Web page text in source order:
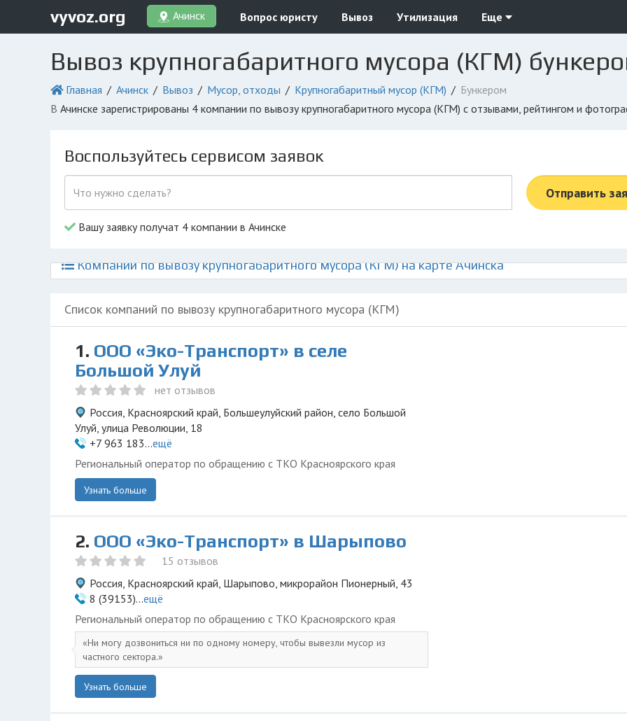
vyvoz.org Ачинск Вопрос юристу Вывоз Утилизация Еще
Вывоз крупногабаритного мусора (КГМ)
Главная Ачинск Вывоз Мусор, отходы Крупногабаритный мусор (КГМ)
Бункером
в Ачинске зарегистрированы 4 компании по вывозу крупногабаритного мусора (КГМ) с отзывами, рейтингом и
Воспользуйтесь сервисом заявок
Отправить
Вашу заявку получат 4 компании в Ачинске
Компании по вывозу крупногабаритного мусора (КГМ) на карте Ачинска
Список компаний по вывозу крупногабаритного мусора (КГМ)
1. ООО «Эко-Транспорт» в селе
Большой Улуй
нет отзывов
Россия, Красноярский край, Большеулуйский район, село Большой
Улуй, улица Революции, 18
+7 963 183...ещё
Региональный оператор по обращению с ТКО Красноярского края
Узнать больше
2. ООО «Эко-Транспорт» в Шарыпово
15 отзывов
Россия, Красноярский край, Шарыпово, микрорайон Пионерный, 43
8 (39153)...ещё
Региональный оператор по обращению с ТКО Красноярского края
Ни могу дозвониться ни по одному номеру, чтобы вывезли мусор из
частного сектора.
Узнать больше